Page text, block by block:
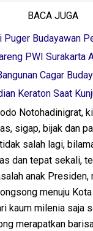
BACA JUGA
Puger Budayawan
PWI Surakarta
Cagar
Keraton Saat
Notohadinigrat,
sigap, bijak dan
salah lagi,
dan tepat sekali,
anak Presiden,
menuju
kaum milenia saja
merapatkan